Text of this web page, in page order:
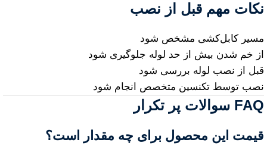
نکات مهم قبل از نصب
مسیر کابل‌کشی مشخص شود
از خم شدن بیش از حد لوله جلوگیری شود
قبل از نصب لوله بررسی شود
نصب توسط تکنسین متخصص انجام شود
FAQ سوالات پر تکرار
قیمت این محصول برای چه مقدار است؟